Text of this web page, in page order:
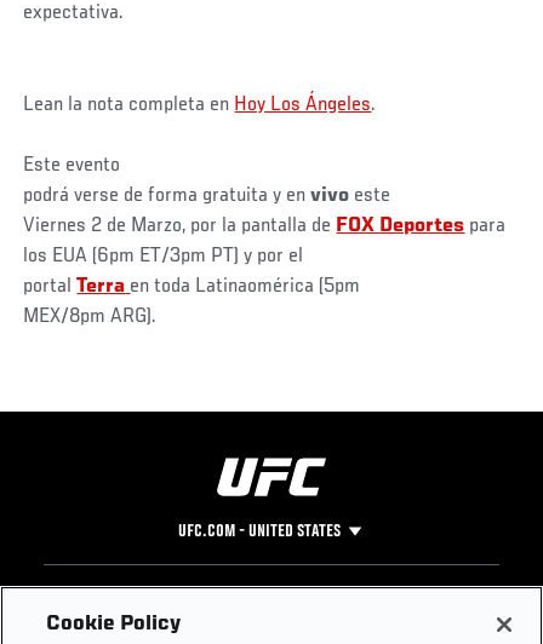
expectativa.
Lean la nota completa en Hoy Los Ángeles.
Este evento
podrá verse de forma gratuita y envivo este
Viernes 2 de Marzo, por la pantalla de FOX Deportes para
los EUA (6pm ET/3pm PT) y por el
portalTerra en toda Latinaomérica (5pm
MEX/8pm ARG).
UFC.COM - UNITED STATES
Footer
UFC
Cookie Policy